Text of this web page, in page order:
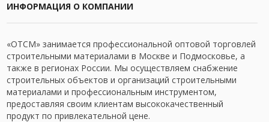
ИНФОРМАЦИЯ О КОМПАНИИ
«ОТСМ» занимается профессиональной оптовой торговлей
строительными материалами в Москве и Подмосковье, а
также в регионах России. Мы осуществляем снабжение
строительных объектов и организаций строительными
материалами и профессиональным инструментом,
предоставляя своим клиентам высококачественный
продукт по привлекательной цене.